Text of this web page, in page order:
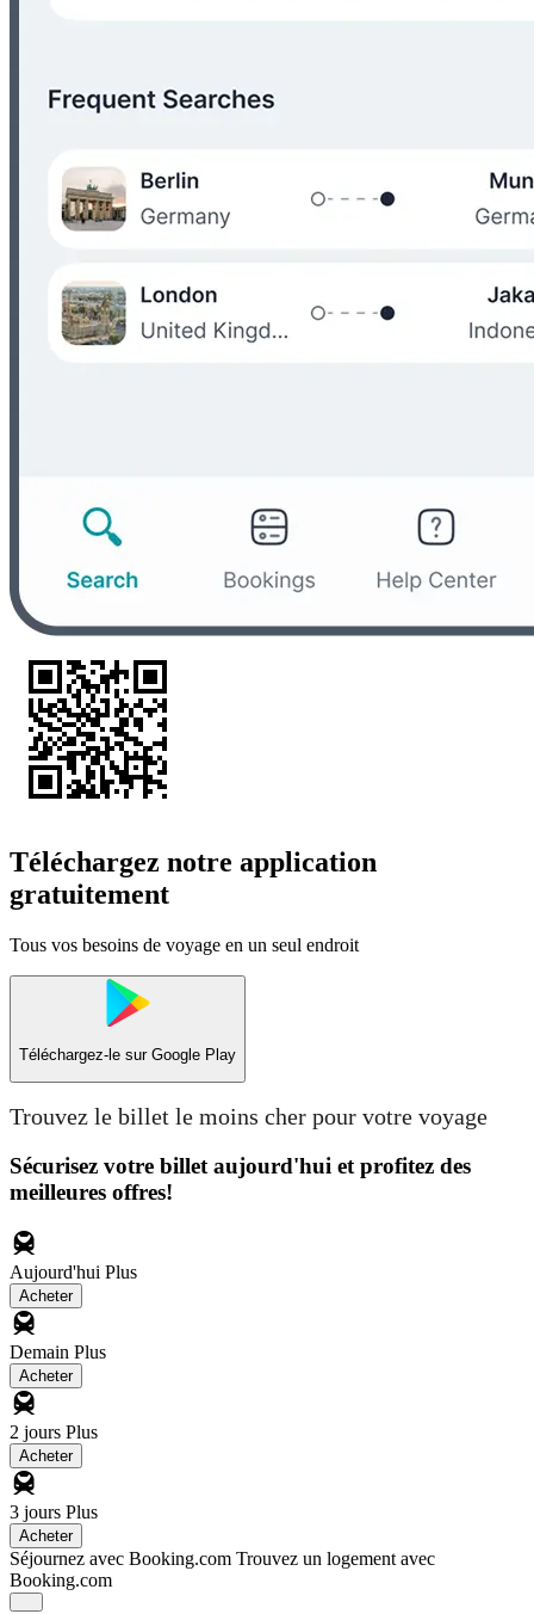
Téléchargez notre application
gratuitement
Tous vos besoins de voyage en un seul endroit
Téléchargez-le sur Google Play
Trouvez le billet le moins cher pour votre voyage
Sécurisez votre billet aujourd'hui et profitez des
meilleures offres!
Aujourd'hui Plus
Acheter
Demain Plus
Acheter
2 jours Plus
Acheter
3 jours Plus
Acheter
Séjournez avec Booking.com Trouvez un logement avec
Booking.com